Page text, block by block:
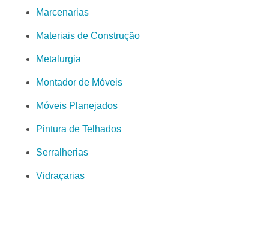
Marcenarias
Materiais de Construção
Metalurgia
Montador de Móveis
Móveis Planejados
Pintura de Telhados
Serralherias
Vidraçarias